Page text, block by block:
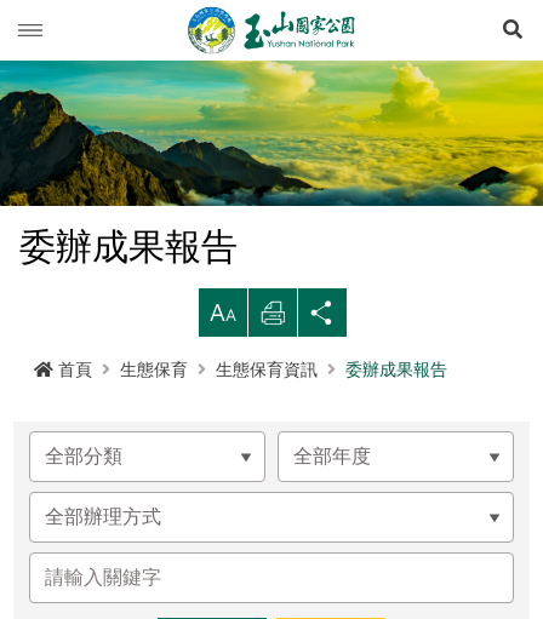
玉山動態
新聞快訊
活動列車
活動報名
登山步道開放狀況
園區氣象
RSS訂閱
旅遊導引
旅遊須知
遊憩型態
緊急連絡電話
西北園區
東部園區
水里遊客中心
塔塔加遊客中心
東埔服務中心
登山資訊
登山資訊總覽
步道分級與步道系統
登山安全
高山急難救護
可通訊參考點
登山安全系列影片
八通關越嶺步道系統
南橫三山及關山步道系統
南二段步道系統
新康橫斷步道系統
生態保育
地形
地質
水文
氣候
歷史人文
布農族
八通關古道
八通關越道
黑熊專區
臺灣黑熊科普
與熊共存
科研基地
說明
公民科學
環教理念
課程介紹
環教預約
多媒體專區
線上玉山
影音出版品
玉山寫真
行政服務
玉山國家公園
關於我們
政府資訊公開
語言 Language
English
委辦成果報告
大 列
印 享
首頁 生態保育 生態保育資訊 委辦成果報告